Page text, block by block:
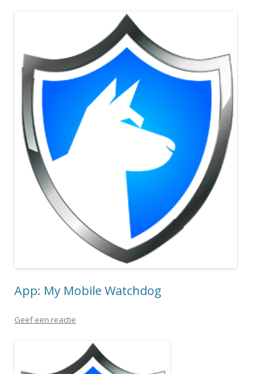
App: My Mobile Watchdog
Geef een reactie